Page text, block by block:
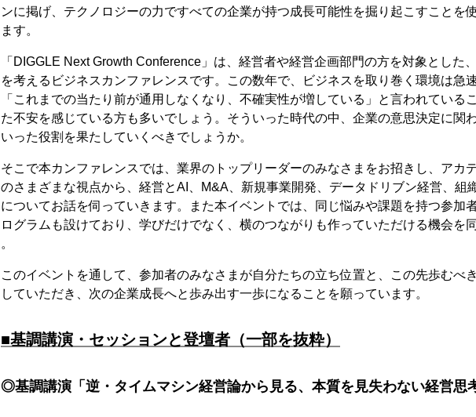
ンに掲げ、テクノロジーの力ですべての企業が持つ成長可能性を掘り起こすことを
ます。
「DIGGLE Next Growth Conference」は、経営者や経営企画部門の方を対象とした
を考えるビジネスカンファレンスです。この数年で、ビジネスを取り巻く環境は急
「これまでの当たり前が通用しなくなり、不確実性が増している」と言われている
た不安を感じている方も多いでしょう。そういった時代の中、企業の意思決定に関
いった役割を果たしていくべきでしょうか。
そこで本カンファレンスでは、業界のトップリーダーのみなさまをお招きし、アカ
のさまざまな視点から、経営とAI、M&A、新規事業開発、データドリブン経営、組
についてお話を伺っていきます。また本イベントでは、同じ悩みや課題を持つ参加
ログラムも設けており、学びだけでなく、横のつながりも作っていただける機会を
。
このイベントを通して、参加者のみなさまが自分たちの立ち位置と、この先歩むべ
していただき、次の企業成長へと歩み出す一歩になることを願っています。
■基調講演・セッションと登壇者（一部を抜粋）
◎基調講演「逆・タイムマシン経営論から見る、本質を見失わない経営思